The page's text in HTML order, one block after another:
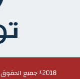
2018© جميع الحقوق محفوظة لمركز